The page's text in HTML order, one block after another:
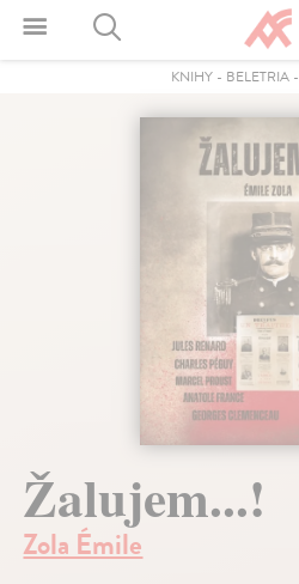
KNIHY- BELETRIA-
Žalujem...!
Zola Émile